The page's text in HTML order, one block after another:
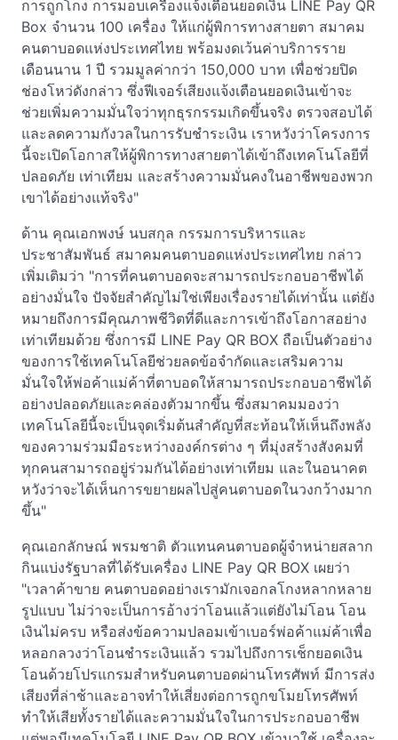
การถูกโกง การมอบเครื่องแจ้งเตือนยอดเงิน LINE Pay QR
Box จำนวน 100 เครื่อง ให้แก่ผู้พิการทางสายตา สมาคม
คนตาบอดแห่งประเทศไทย พร้อมงดเว้นค่าบริการราย
เดือนนาน 1 ปี รวมมูลค่ากว่า 150,000 บาท เพื่อช่วยปิด
ช่องโหว่ดังกล่าว ซึ่งฟีเจอร์เสียงแจ้งเตือนยอดเงินเข้าจะ
ช่วยเพิ่มความมั่นใจว่าทุกธุรกรรมเกิดขึ้นจริง ตรวจสอบได้
และลดความกังวลในการรับชำระเงิน เราหวังว่าโครงการ
นี้จะเปิดโอกาสให้ผู้พิการทางสายตาได้เข้าถึงเทคโนโลยีที่
ปลอดภัย เท่าเทียม และสร้างความมั่นคงในอาชีพของพวก
เขาได้อย่างแท้จริง"
ด้าน คุณเอกพงษ์ นบสกุล กรรมการบริหารและ
ประชาสัมพันธ์ สมาคมคนตาบอดแห่งประเทศไทย กล่าว
เพิ่มเติมว่า "การที่คนตาบอดจะสามารถประกอบอาชีพได้
อย่างมั่นใจ ปัจจัยสำคัญไม่ใช่เพียงเรื่องรายได้เท่านั้น แต่ยัง
หมายถึงการมีคุณภาพชีวิตที่ดีและการเข้าถึงโอกาสอย่าง
เท่าเทียมด้วย ซึ่งการมี LINE Pay QR BOX ถือเป็นตัวอย่าง
ของการใช้เทคโนโลยีช่วยลดข้อจำกัดและเสริมความ
มั่นใจให้พ่อค้าแม่ค้าที่ตาบอดให้สามารถประกอบอาชีพได้
อย่างปลอดภัยและคล่องตัวมากขึ้น ซึ่งสมาคมมองว่า
เทคโนโลยีนี้จะเป็นจุดเริ่มต้นสำคัญที่สะท้อนให้เห็นถึงพลัง
ของความร่วมมือระหว่างองค์กรต่าง ๆ ที่มุ่งสร้างสังคมที่
ทุกคนสามารถอยู่ร่วมกันได้อย่างเท่าเทียม และในอนาคต
หวังว่าจะได้เห็นการขยายผลไปสู่คนตาบอดในวงกว้างมาก
ขึ้น"
คุณเอกลักษณ์ พรมชาติ ตัวแทนคนตาบอดผู้จำหน่ายสลาก
กินแบ่งรัฐบาลที่ได้รับเครื่อง LINE Pay QR BOX เผยว่า
"เวลาค้าขาย คนตาบอดอย่างเรามักเจอกลโกงหลากหลาย
รูปแบบ ไม่ว่าจะเป็นการอ้างว่าโอนแล้วแต่ยังไม่โอน โอน
เงินไม่ครบ หรือส่งข้อความปลอมเข้าเบอร์พ่อค้าแม่ค้าเพื่อ
หลอกลวงว่าโอนชำระเงินแล้ว รวมไปถึงการเช็กยอดเงิน
โอนด้วยโปรแกรมสำหรับคนตาบอดผ่านโทรศัพท์ มีการส่ง
เสียงที่ล่าช้าและอาจทำให้เสี่ยงต่อการถูกขโมยโทรศัพท์
ทำให้เสียทั้งรายได้และความมั่นใจในการประกอบอาชีพ